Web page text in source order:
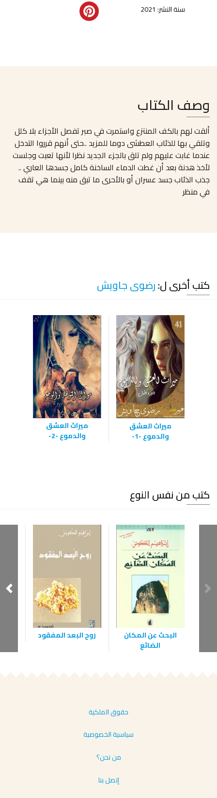
سنة النشر: 2021
وصف الكتاب
ألقت لهم بالكف المنتزع واستمرت في صبر تفصل الأجزاء بلا كلل
وتلقي بها للذئاب العطشى دوما للمزيد ..حتى أنهم قرروا التدخل
عندما غابت عليهم ولم تلق بالجزء الجديد نظرا لأنها تعبت وجلست
لأخذ هدنة بعد أن غطت الدماء الساخنة كامل جسدها العاري ..
جذب الذئاب جسد عسران أو بالأحرى ما تبق منه بينما هي تقف
في منظر
كتب أخرى ل:رضوى جاويش
ميراث العشق
والدموع -1-
ميراث العشق
والدموع -2-
كتب من نفس النوع
البحث عن المكان
الضائع
روح البعد المفقود
حقوق الملكية
سياسية الخصوصية
من نحن؟
إتصل بنا